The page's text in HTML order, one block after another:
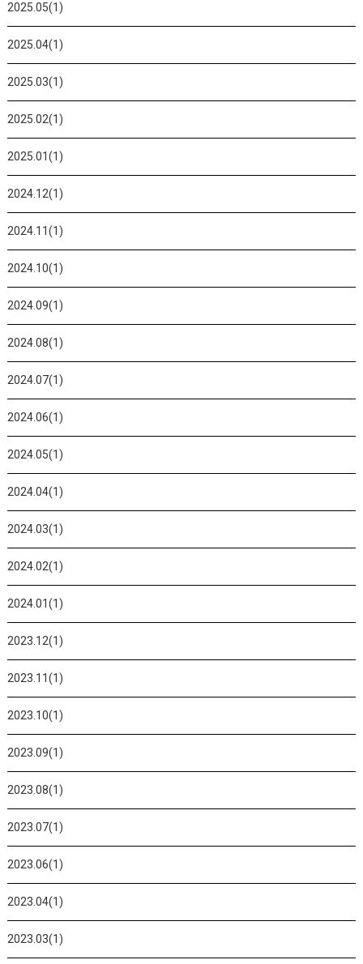
2025.05(1)
2025.04(1)
2025.03(1)
2025.02(1)
2025.01(1)
2024.12(1)
2024.11(1)
2024.10(1)
2024.09(1)
2024.08(1)
2024.07(1)
2024.06(1)
2024.05(1)
2024.04(1)
2024.03(1)
2024.02(1)
2024.01(1)
2023.12(1)
2023.11(1)
2023.10(1)
2023.09(1)
2023.08(1)
2023.07(1)
2023.06(1)
2023.04(1)
2023.03(1)